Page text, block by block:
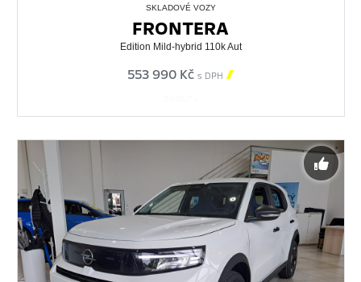
SKLADOVÉ VOZY
FRONTERA
Edition Mild-hybrid 110k Aut
553 990 Kč s DPH 